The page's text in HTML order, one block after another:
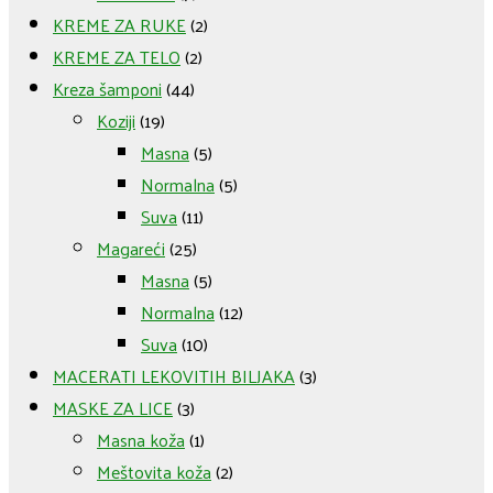
zdravu
kožu
KREME ZA RUKE(2)
KREME ZA TELO(2)
Kreza šamponi(44)
Koziji(19)
Masna(5)
Normalna(5)
Suva(11)
Magareći(25)
Masna(5)
Normalna(12)
Suva(10)
MACERATI LEKOVITIH BILJAKA(3)
MASKE ZA LICE(3)
Masna koža(1)
Meštovita koža(2)